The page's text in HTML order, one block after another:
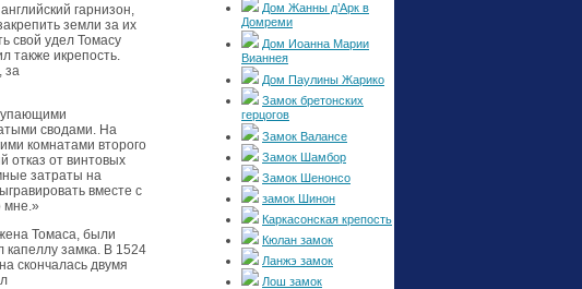
гарнизон,
земли за их
свой удел Томасу
также икрепость.
за
сводами. На
комнатами второго
отказ от винтовых
затраты на
вместе с
мне.»
Томаса, были
капеллу замка. В 1524
скончалась двумя
Дом Жанны д’Арк в
Домреми
Дом Иоанна Марии
Вианнея
Дом Паулины Жарико
Замок бретонских
герцогов
Замок Валансе
Замок Шамбор
Замок Шенонсо
замок Шинон
Каркасонская крепость
Кюлан замок
Ланжэ замок
Лош замок